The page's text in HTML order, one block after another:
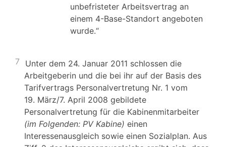
unbefristeter Arbeitsvertrag an
einem 4-Base-Standort angeboten
wurde.“
7
Unter dem 24. Januar 2011 schlossen die
Arbeitgeberin und die bei ihr auf der Basis des
Tarifvertrags Personalvertretung Nr. 1 vom
19. März/7. April 2008 gebildete
Personalvertretung für die Kabinenmitarbeiter
(im Folgenden: PV Kabine) einen
Interessenausgleich sowie einen Sozialplan. Aus